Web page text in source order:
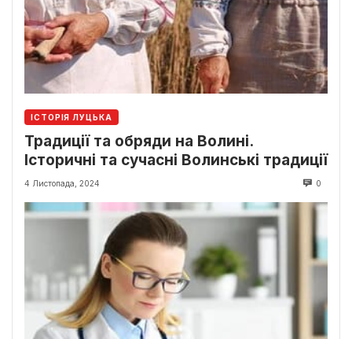
ІСТОРІЯ ЛУЦЬКА
Традиції та обряди на Волині.
Історичні та сучасні Волинські традиції
4 Листопада, 2024 0